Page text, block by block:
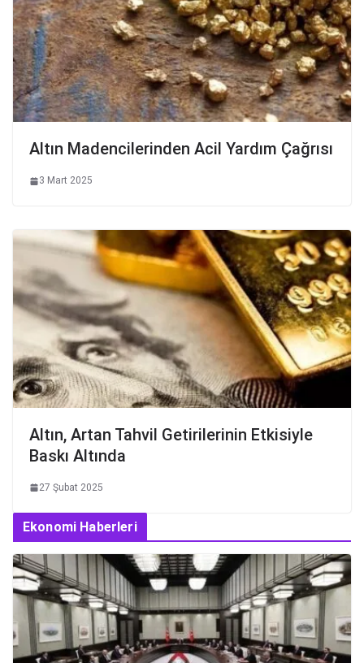
Altın Madencilerinden Acil Yardım Çağrısı
3 Mart 2025
Altın, Artan Tahvil Getirilerinin Etkisiyle
Baskı Altında
27 Şubat 2025
Ekonomi Haberleri